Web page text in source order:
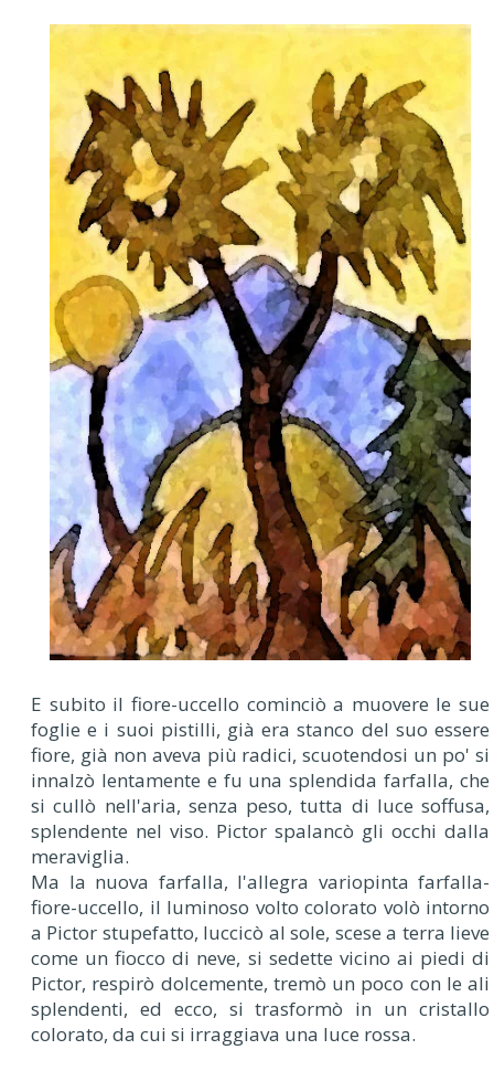
E subito il fiore-uccello cominciò a muovere le sue
foglie e i suoi pistilli, già era stanco del suo essere
fiore, già non aveva più radici, scuotendosi un po' si
innalzò lentamente e fu una splendida farfalla, che
si cullò nell'aria, senza peso, tutta di luce soffusa,
splendente nel viso. Pictor spalancò gli occhi dalla
meraviglia.
Ma la nuova farfalla, l'allegra variopinta farfalla-
fiore-uccello, il luminoso volto colorato volò intorno
a Pictor stupefatto, luccicò al sole, scese a terra lieve
come un fiocco di neve, si sedette vicino ai piedi di
Pictor, respirò dolcemente, tremò un poco con le ali
splendenti, ed ecco, si trasformò in un cristallo
colorato, da cui si irraggiava una luce rossa.